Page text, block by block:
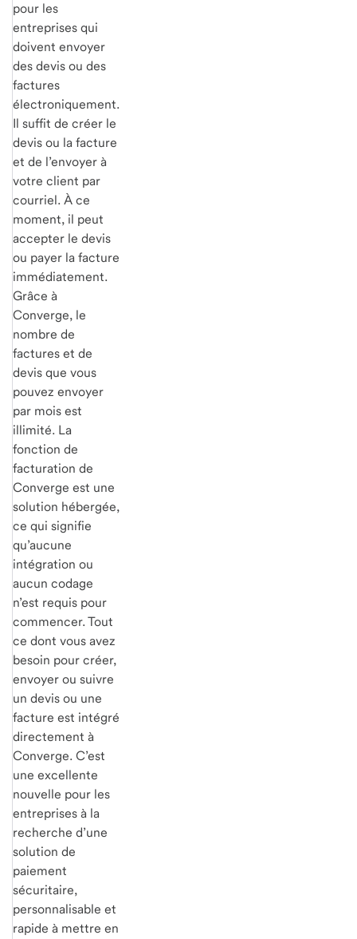
pour les
entreprises qui
doivent envoyer
des devis ou des
factures
électroniquement.
Il suffit de créer le
devis ou la facture
et de l’envoyer à
votre client par
courriel. À ce
moment, il peut
accepter le devis
ou payer la facture
immédiatement.
Grâce à
Converge, le
nombre de
factures et de
devis que vous
pouvez envoyer
par mois est
illimité. La
fonction de
facturation de
Converge est une
solution hébergée,
ce qui signifie
qu’aucune
intégration ou
aucun codage
n’est requis pour
commencer. Tout
ce dont vous avez
besoin pour créer,
envoyer ou suivre
un devis ou une
facture est intégré
directement à
Converge. C’est
une excellente
nouvelle pour les
entreprises à la
recherche d’une
solution de
paiement
sécuritaire,
personnalisable et
rapide à mettre en